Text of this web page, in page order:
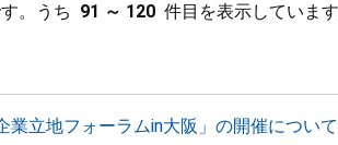
。うち 91 ～ 120 件目を表示しています
業立地フォーラムin大阪」の開催について